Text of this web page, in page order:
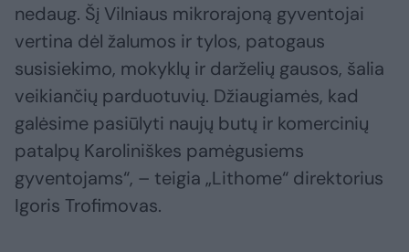
nedaug. Šį Vilniaus mikrorajoną gyventojai
vertina dėl žalumos ir tylos, patogaus
susisiekimo, mokyklų ir darželių gausos, šalia
veikiančių parduotuvių. Džiaugiamės, kad
galėsime pasiūlyti naujų butų ir komercinių
patalpų Karoliniškes pamėgusiems
gyventojams“, – teigia „Lithome“ direktorius
Igoris Trofimovas.